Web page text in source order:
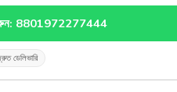
করুন: 8801972277444
ডেলিভারি